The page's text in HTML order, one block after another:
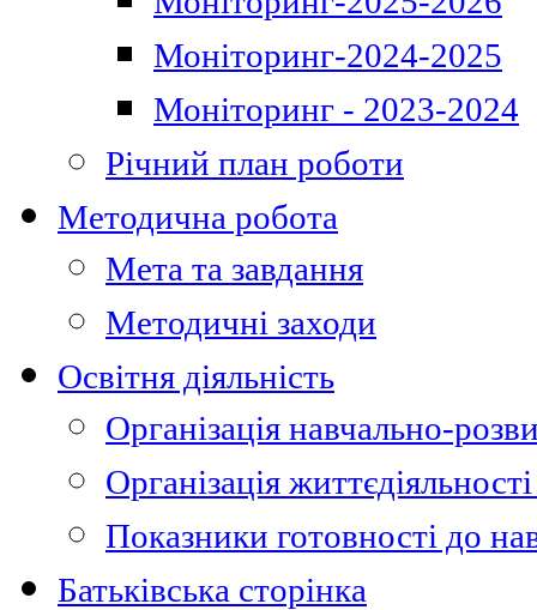
Моніторинг-2024-2025
Моніторинг - 2023-2024
Річний план роботи
Методична робота
Мета та завдання
Методичні заходи
Освітня діяльність
Організація навчально-
Організація
Показники готовності до
Батьківська сторінка